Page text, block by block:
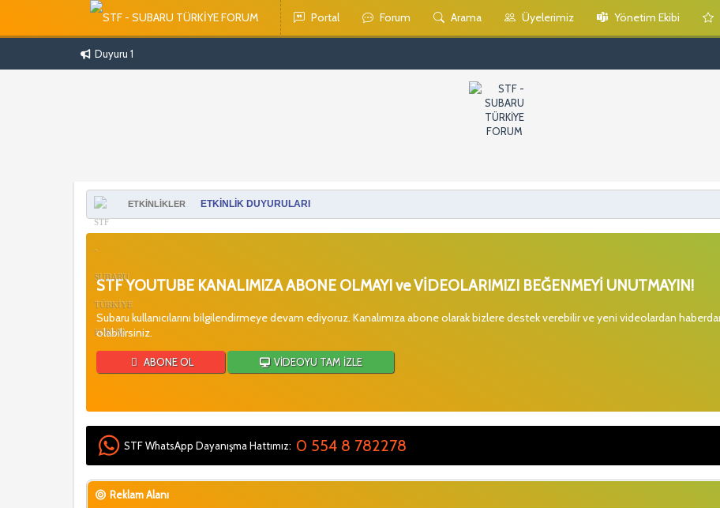
Portal Forum Arama Üyelerimiz Yönetim Ekibi
Duyuru 1
ETKİNLİKLER ETKİNLİK DUYURULARI
STF YOUTUBE KANALIMIZA ABONE OLMAYI ve VİDEOLARIMIZI BEĞENMEYİ UNUTMAYIN!
Subaru kullanıcılarını bilgilendirmeye devam ediyoruz. Kanalımıza abone olarak bizlere destek verebilir ve yeni videolardan
olabilirsiniz.
ABONE OL VİDEOYU TAM İZLE
STF WhatsApp Dayanışma Hattımız: 0 554 8 782278
Reklam Alanı